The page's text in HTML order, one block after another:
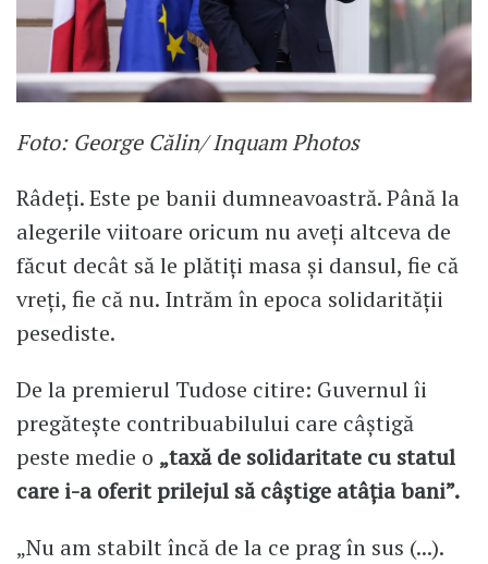
Foto: George Călin/ Inquam Photos
Râdeți. Este pe banii dumneavoastră. Până la
alegerile viitoare oricum nu aveți altceva de
făcut decât să le plătiți masa și dansul, fie că
vreți, fie că nu. Intrăm în epoca solidarității
pesediste.
De la premierul Tudose citire: Guvernul îi
pregătește contribuabilului care câștigă
peste medie o „taxă de solidaritate cu statul
care i-a oferit prilejul să câștige atâția bani”.
„Nu am stabilt încă de la ce prag în sus (...).